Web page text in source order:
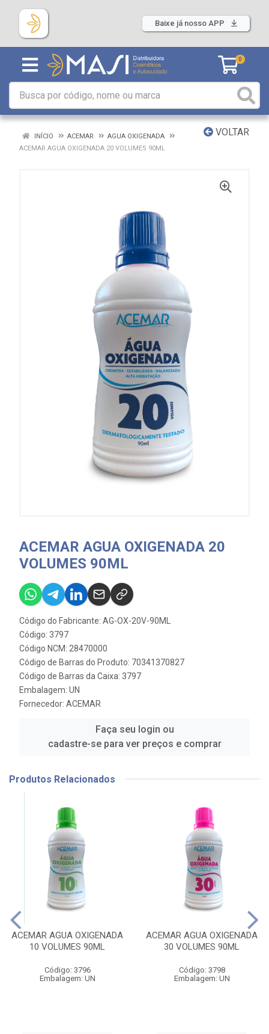
Baixe já nosso APP
0
VOLTAR
INÍCIO ACEMAR
AGUA OXIGENADA
ACEMAR AGUA OXIGENADA 20 VOLUMES 90ML
ACEMAR AGUA OXIGENADA 20
VOLUMES 90ML
Código do Fabricante: AG-OX-20V-90ML
Código: 3797
Código NCM: 28470000
Código de Barras do Produto: 70341370827
Código de Barras da Caixa: 3797
Embalagem: UN
Fornecedor: ACEMAR
Faça seu login ou
cadastre-se para ver preços e comprar
Produtos Relacionados
ACEMAR AGUA OXIGENADA
10 VOLUMES 90ML
Código: 3796
Embalagem: UN
ACEMAR AGUA OXIGENADA
30 VOLUMES 90ML
Código: 3798
Embalagem: UN